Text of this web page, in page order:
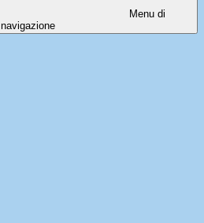
Menu di
navigazione